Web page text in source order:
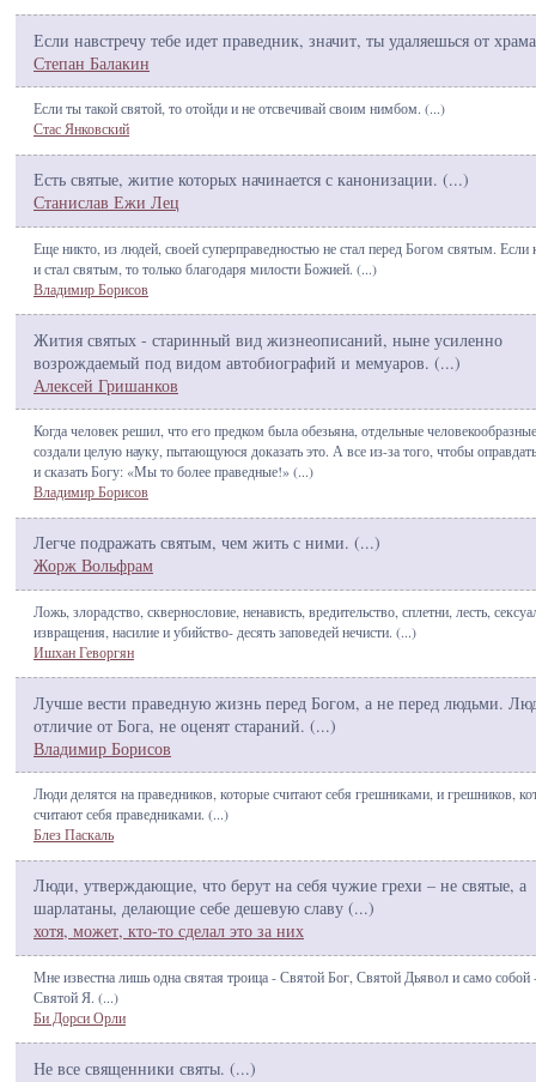
Если навстречу тебе идет праведник, значит, ты удаляешься от
Степан Балакин
Если ты такой святой, то отойди и не отсвечивай своим нимбом. (...)
Стас Янковский
Есть святые, житие которых начинается с канонизации. (...)
Станислав Ежи Лец
Еще никто, из людей, своей суперправедностью не стал перед Богом святым. Если
и стал святым, то только благодаря милости Божией. (...)
Владимир Борисов
Жития святых - старинный вид жизнеописаний, ныне усиленно
возрождаемый под видом автобиографий и мемуаров. (...)
Алексей Гришанков
Когда человек решил, что его предком была обезьяна, отдельные
создали целую науку, пытающуюся доказать это. А все из-за того, чтобы
и сказать Богу: «Мы то более праведные!» (...)
Владимир Борисов
Легче подражать святым, чем жить с ними. (...)
Жорж Вольфрам
Ложь, злорадство, сквернословие, ненависть, вредительство, сплетни, лесть,
извращения, насилие и убийство- десять заповедей нечисти. (...)
Ишхан Геворгян
Лучше вести праведную жизнь перед Богом, а не перед людьми.
отличие от Бога, не оценят стараний. (...)
Владимир Борисов
Люди делятся на праведников, которые считают себя грешниками, и грешников,
считают себя праведниками. (...)
Блез Паскаль
Люди, утверждающие, что берут на себя чужие грехи – не святые, а
шарлатаны, делающие себе дешевую славу (...)
хотя, может, кто-то сделал это за них
Мне известна лишь одна святая троица - Святой Бог, Святой Дьявол и само собой
Святой Я. (...)
Би Дорси Орли
Не все священники святы. (...)